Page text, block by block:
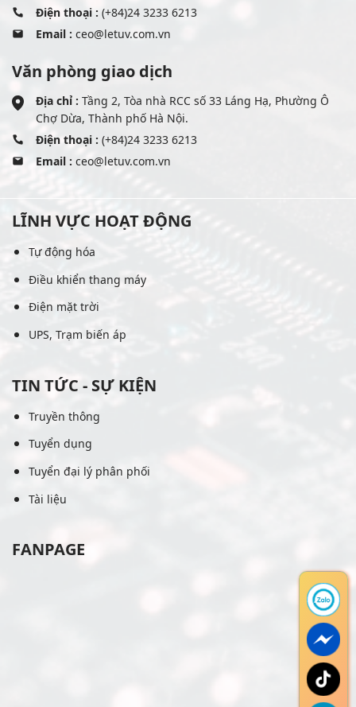
Điện thoại : (+84)24 3233 6213
Email : ceo@letuv.com.vn
Văn phòng giao dịch
Địa chỉ : Tầng 2, Tòa nhà RCC số 33 Láng Hạ, Phường Ô
Chợ Dừa, Thành phố Hà Nội.
Điện thoại : (+84)24 3233 6213
Email : ceo@letuv.com.vn
LĨNH VỰC HOẠT ĐỘNG
Tự động hóa
Điều khiển thang máy
Điện mặt trời
UPS, Trạm biến áp
TIN TỨC - SỰ KIỆN
Truyền thông
Tuyển dụng
Tuyển đại lý phân phối
Tài liệu
FANPAGE